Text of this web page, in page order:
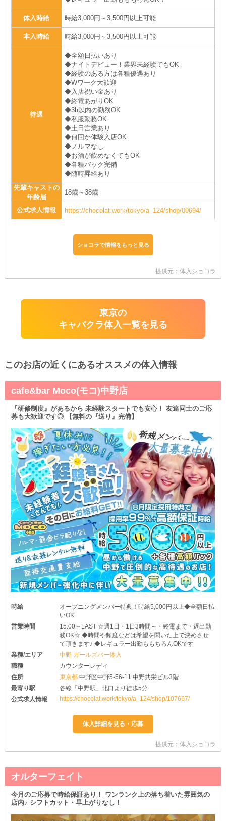
体入時給 時給3,000円～3,500円以上可能
本入時給 時給3,000円～3,500円以上可能
待遇
◆全額日払いあり
◆ナイトデビュー！業界未経験でもOK
◆経験のある方は各種優遇あり
◆Wワーク大歓迎
◆入店祝い金あり
◆終電あがりOK
◆3h以内の勤務OK
◆私服勤務OK
◆土日営業あり
◆何回か体験入店OK
◆ノルマなし
◆お酒が飲めなくてもOK
◆各種バック完備
◆随時昇給あり
先輩キャストの
年齢層
18歳～38歳
公式求人情報 https://chocolat.work/tokyo/a_124/shop/00694/
ショコラで情報をもっと見る
提供元：体入ショコラ
東京の
キャバクラ体入一覧を見る
このお店の近くにあるオススメの体入情報
cafe&bar Moco(モコ)中野店
『研修制度』があるから 未経験スタートでも安心！ 友達同士のご応
募も大歓迎です◎ 【無料の『送り』完備】
時給
オープニングメンバー特典！時給5,000円以上◆全額日払
いOK
営業時間
15:00～LAST ☆週1日・1日3時間～・終電まで・遅出勤
務OK☆ ◆時間や頻度などは希望を聞いた上で決めさせ
て頂きます♪ ◆レギュラー出勤ももちろんOKです
業種/エリア
中野 ガールズバー体入
職種
カウンターレディ
住所
東京都中野区中野5-56-11 中野共栄ビル3階
最寄り駅
各線「中野駅」北口より徒歩5分
公式求人情報
https://chocolat.work/tokyo/a_124/shop/107667/
提供元：体入ショコラ
オルターフェイト
今月のご応募で時給保証あり！ ワンランク上の落ち着いた雰囲気の
店内♪ シフトカット・早上がりなし！